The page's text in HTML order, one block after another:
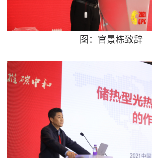
图：官景栋致辞